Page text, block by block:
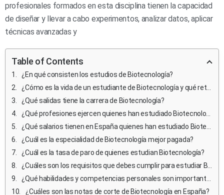
profesionales formados en esta disciplina tienen la capacidad
de diseñar y llevar a cabo experimentos, analizar datos, aplicar
técnicas avanzadas y
Table of Contents
¿En qué consisten los estudios de Biotecnología?
¿Cómo es la vida de un estudiante de Biotecnología y qué retos enfrentan?
¿Qué salidas tiene la carrera de Biotecnología?
¿Qué profesiones ejercen quienes han estudiado Biotecnología?
¿Qué salarios tienen en España quienes han estudiado Biotecnología?
¿Cuál es la especialidad de Biotecnología mejor pagada?
¿Cuál es la tasa de paro de quienes estudian Biotecnología?
¿Cuáles son los requisitos que debes cumplir para estudiar Biotecnología en España?
¿Qué habilidades y competencias personales son importantes para estudiar y ejercer Biotecnología?
¿Cuáles son las notas de corte de Biotecnología en España?